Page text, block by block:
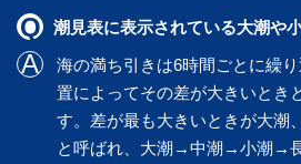
潮見表に表示されている大潮や
海の満ち引きは6時間ごとに繰
置によってその差が大きいとき
す。差が最も大きいときが大潮
と呼ばれ、大潮→中潮→小潮→